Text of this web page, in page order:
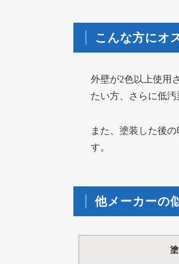
こんな方にオ
外壁が2色以上使用
たい方、さらに低汚
また、塗装した後
す。
他メーカーの